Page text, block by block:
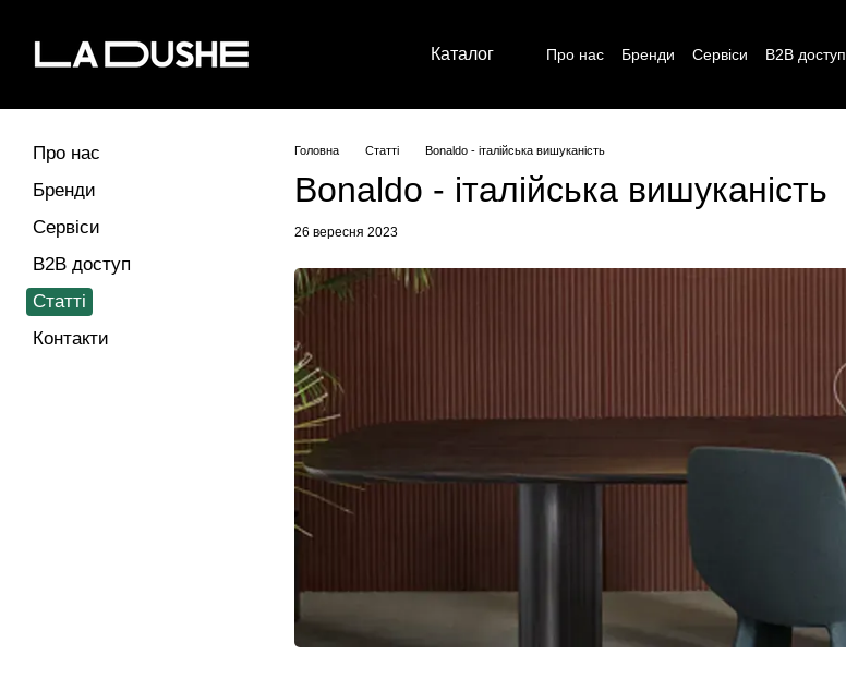
Каталог Про нас Бренди Сервіси B2B доступ
Головна Статті Bonaldo - італійська вишуканість
Bonaldo - італійська вишуканість
26 вересня 2023
Про нас
Бренди
Сервіси
B2B доступ
Статті
Контакти